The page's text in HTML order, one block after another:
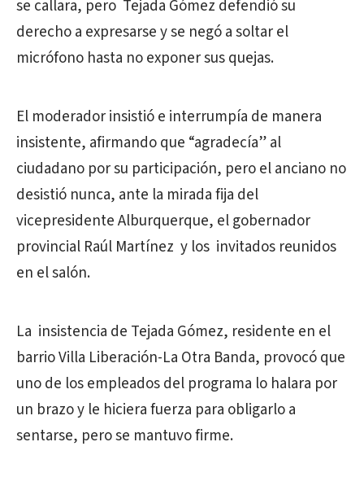
se callara, pero Tejada Gómez defendió su
derecho a expresarse y se negó a soltar el
micrófono hasta no exponer sus quejas.
El moderador insistió e interrumpía de manera
insistente, afirmando que “agradecía” al
ciudadano por su participación, pero el anciano no
desistió nunca, ante la mirada fija del
vicepresidente Alburquerque, el gobernador
provincial Raúl Martínez y los invitados reunidos
en el salón.
La insistencia de Tejada Gómez, residente en el
barrio Villa Liberación-La Otra Banda, provocó que
uno de los empleados del programa lo halara por
un brazo y le hiciera fuerza para obligarlo a
sentarse, pero se mantuvo firme.